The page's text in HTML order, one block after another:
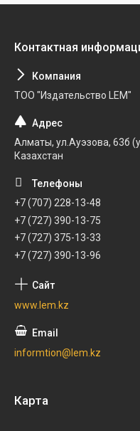
ТОО "Издательство LEM"
Алматы, ул.Ауэзова, 63б
Казахстан
+7 (707) 228-13-48
+7 (727) 390-13-75
+7 (727) 375-13-33
+7 (727) 390-13-96
www.lem.kz
informtion@lem.kz
Карта